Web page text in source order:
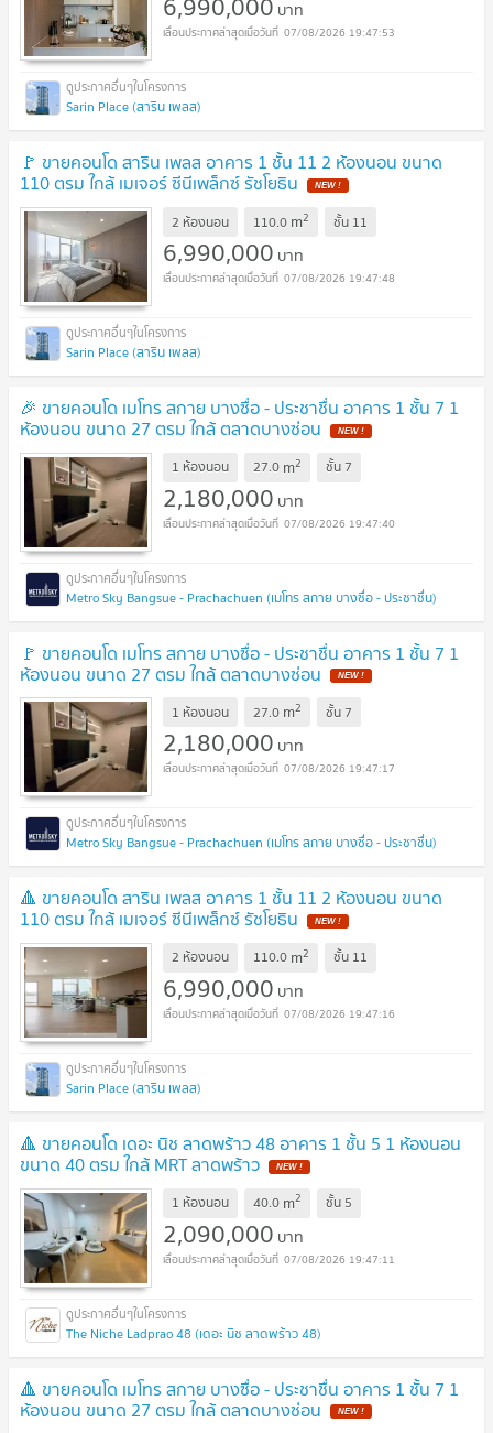
บาท
07/08/2026 19:47:53
Sarin Place (สาริน เพลส)
🚩 ขายคอนโด สาริน เพลส อาคาร 1 ชั้น 11 2 ห้องนอน ขนาด
110 ตรม ใกล้ เมเจอร์ ซีนีเพล็กซ์ รัชโยธิน
2 ห้องนอน 110.0 m2 ชั้น 11
6,990,000 บาท
07/08/2026 19:47:48
Sarin Place (สาริน เพลส)
🎉 ขายคอนโด เมโทร สกาย บางซื่อ - ประชาชื่น อาคาร 1 ชั้น 7 1
ห้องนอน ขนาด 27 ตรม ใกล้ ตลาดบางซ่อน
1 ห้องนอน 27.0 m2 ชั้น 7
2,180,000 บาท
07/08/2026 19:47:40
Metro Sky Bangsue - Prachachuen (เมโทร สกาย บางซื่อ - ประชาชื่น)
🚩 ขายคอนโด เมโทร สกาย บางซื่อ - ประชาชื่น อาคาร 1 ชั้น 7 1
ห้องนอน ขนาด 27 ตรม ใกล้ ตลาดบางซ่อน
1 ห้องนอน 27.0 m2 ชั้น 7
2,180,000 บาท
07/08/2026 19:47:17
Metro Sky Bangsue - Prachachuen (เมโทร สกาย บางซื่อ - ประชาชื่น)
🔺 ขายคอนโด สาริน เพลส อาคาร 1 ชั้น 11 2 ห้องนอน ขนาด
110 ตรม ใกล้ เมเจอร์ ซีนีเพล็กซ์ รัชโยธิน
2 ห้องนอน 110.0 m2 ชั้น 11
6,990,000 บาท
07/08/2026 19:47:16
Sarin Place (สาริน เพลส)
🔺 ขายคอนโด เดอะ นิช ลาดพร้าว 48 อาคาร 1 ชั้น 5 1 ห้องนอน
ขนาด 40 ตรม ใกล้ MRT ลาดพร้าว
1 ห้องนอน 40.0 m2 ชั้น 5
2,090,000 บาท
07/08/2026 19:47:11
The Niche Ladprao 48 (เดอะ นิช ลาดพร้าว 48)
🔺 ขายคอนโด เมโทร สกาย บางซื่อ - ประชาชื่น อาคาร 1 ชั้น 7 1
ห้องนอน ขนาด 27 ตรม ใกล้ ตลาดบางซ่อน